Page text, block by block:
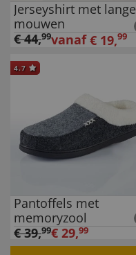
Jerseyshirt met lange
mouwen
€44,99vanaf € 19,99
4.7
Pantoffels met
memoryzool
€39,99€ 29,99